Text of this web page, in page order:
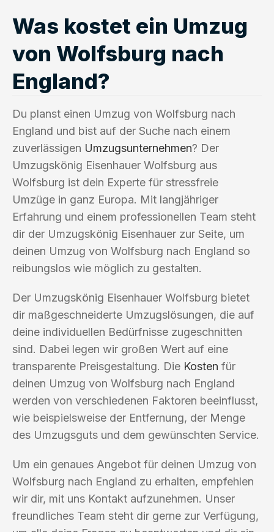
Was kostet ein Umzug
von Wolfsburg nach
England?
Du planst einen Umzug von Wolfsburg nach
England und bist auf der Suche nach einem
zuverlässigen Umzugsunternehmen? Der
Umzugskönig Eisenhauer Wolfsburg aus
Wolfsburg ist dein Experte für stressfreie
Umzüge in ganz Europa. Mit langjähriger
Erfahrung und einem professionellen Team steht
dir der Umzugskönig Eisenhauer zur Seite, um
deinen Umzug von Wolfsburg nach England so
reibungslos wie möglich zu gestalten.
Der Umzugskönig Eisenhauer Wolfsburg bietet
dir maßgeschneiderte Umzugslösungen, die auf
deine individuellen Bedürfnisse zugeschnitten
sind. Dabei legen wir großen Wert auf eine
transparente Preisgestaltung. Die Kosten für
deinen Umzug von Wolfsburg nach England
werden von verschiedenen Faktoren beeinflusst,
wie beispielsweise der Entfernung, der Menge
des Umzugsguts und dem gewünschten Service.
Um ein genaues Angebot für deinen Umzug von
Wolfsburg nach England zu erhalten, empfehlen
wir dir, mit uns Kontakt aufzunehmen. Unser
freundliches Team steht dir gerne zur Verfügung,